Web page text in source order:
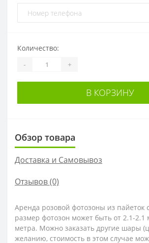
Количество:
- +
В КОРЗИНУ
Обзор товара
Доставка и Самовывоз
Отзывов (0)
Аренда розовой фотозоны из пайеток
размер фотозон может быть от 2.1-2.1
метра. Можно заказать другие шары
желанию, стоимость в этом случае